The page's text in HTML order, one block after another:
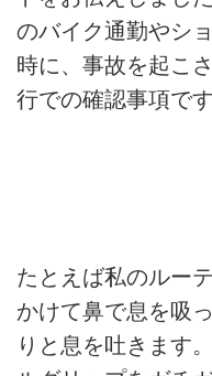
のバイク通勤やシ
時に、事故を起こ
行での確認事項です
たとえば私のルー
かけて鼻で息を吸
りと息を吐きます